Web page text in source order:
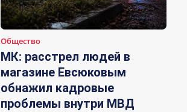
Общество
МК: расстрел людей в
магазине Евсюковым
обнажил кадровые
проблемы внутри МВД